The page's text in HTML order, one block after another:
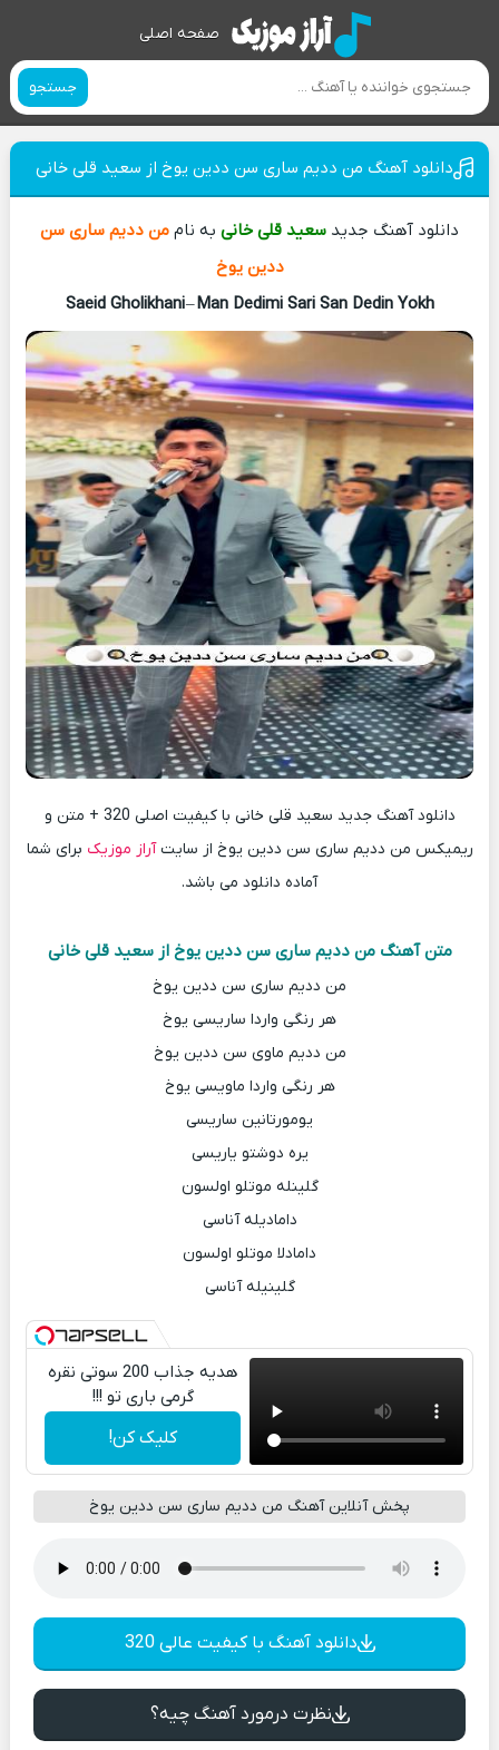
صفحه اصلی
جستجو
دانلود آهنگ من دديم سارى سن ددين يوخ از سعید قلی خانی
دانلود آهنگ جدید سعید قلی خانی به نام من دديم سارى سن
ددين يوخ
Saeid Gholikhani–Man Dedimi Sari San Dedin Yokh
دانلود آهنگ جدید سعید قلی خانی با کیفیت اصلی 320 + متن و
ریمیکس من دديم سارى سن ددين يوخ از سایتآراز موزیک برای شما
آماده دانلود می باشد.
متن آهنگ من دديم سارى سن ددين يوخ از سعید قلی خانی
من دديم سارى سن ددين يوخ
هر رنگى واردا ساريسى یوخ
من دديم ماوى سن ددين يوخ
هر رنگى واردا ماویسی يوخ
یومورتانین ساریسی
یره دوشتو یاریسی
گلینله موتلو اولسون
دامادیله آناسی
دامادلا موتلو اولسون
گلینیله آناسی
هدیه جذاب 200 سوتی نقره
گرمی باری تو !!!
کلیک کن!
پخش آنلاین آهنگ من دديم سارى سن ددين يوخ
دانلود آهنگ با کیفیت عالی 320
نظرت درمورد آهنگ چیه؟